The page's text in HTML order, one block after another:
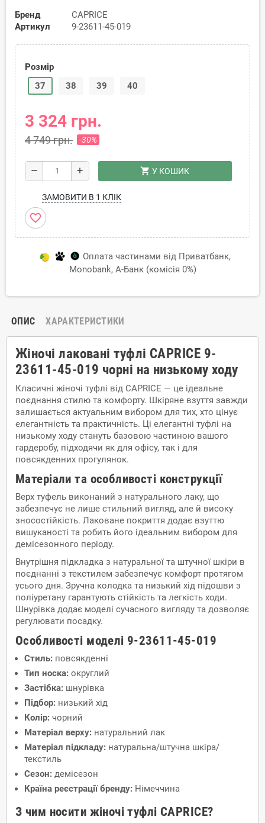
Бренд
CAPRICE
Артикул
9-23611-45-019
Розмір
37
38 39 40
3 324 грн.
4 749 грн. -30%
remove add shopping_cart У КОШИК
ЗАМОВИТИ В 1 КЛІК
favorite_border
Оплата частинами від Приватбанк,
Monobank, А-Банк (комісія 0%)
ОПИС ХАРАКТЕРИСТИКИ
Жіночі лаковані туфлі CAPRICE 9-
23611-45-019 чорні на низькому ходу
Класичні жіночі туфлі від CAPRICE — це ідеальне
поєднання стилю та комфорту. Шкіряне взуття завжди
залишається актуальним вибором для тих, хто цінує
елегантність та практичність. Ці елегантні туфлі на
низькому ходу стануть базовою частиною вашого
гардеробу, підходячи як для офісу, так і для
повсякденних прогулянок.
Матеріали та особливості конструкції
Верх туфель виконаний з натурального лаку, що
забезпечує не лише стильний вигляд, але й високу
зносостійкість. Лаковане покриття додає взуттю
вишуканості та робить його ідеальним вибором для
демісезонного періоду.
Внутрішня підкладка з натуральної та штучної шкіри в
поєднанні з текстилем забезпечує комфорт протягом
усього дня. Зручна колодка та низький хід підошви з
поліуретану гарантують стійкість та легкість ходи.
Шнурівка додає моделі сучасного вигляду та дозволяє
регулювати посадку.
Особливості моделі 9-23611-45-019
Стиль: повсякденні
Тип носка: округлий
Застібка: шнурівка
Підбор: низький хід
Колір: чорний
Матеріал верху: натуральний лак
Матеріал підкладу: натуральна/штучна шкіра/
текстиль
Сезон: демісезон
Країна реєстрації бренду: Німеччина
З чим носити жіночі туфлі CAPRICE?